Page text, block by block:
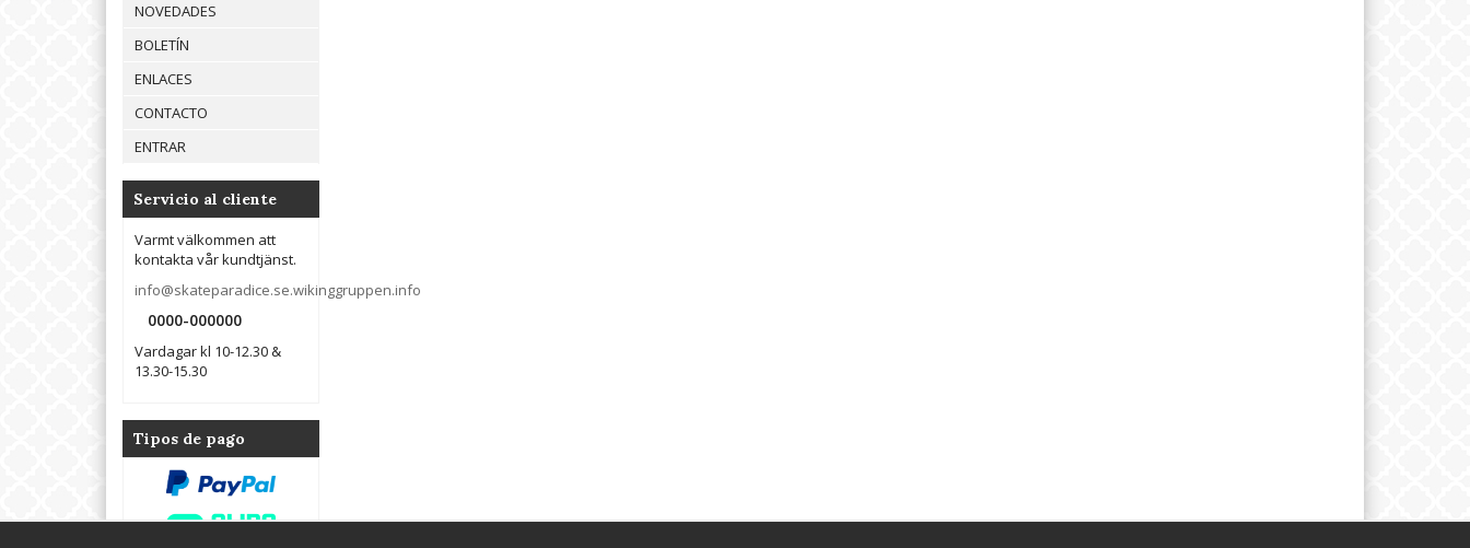
NOVEDADES
BOLETÍN
ENLACES
CONTACTO
ENTRAR
Servicio al cliente
Varmt välkommen att
kontakta vår kundtjänst.
info@skateparadice.se.wikinggruppen.info
0000-000000
Vardagar kl 10-12.30 &
13.30-15.30
Tipos de pago